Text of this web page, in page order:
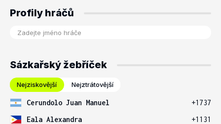
Profily hráčů
Sázkařský žebříček
Nejziskovější Nejztrátovější
Cerundolo Juan Manuel
+1737
Eala Alexandra
+1131